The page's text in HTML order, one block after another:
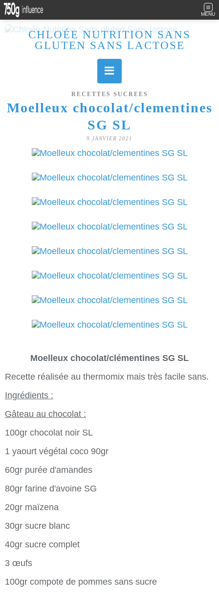
MENU
CHLOÉE NUTRITION SANS
GLUTEN SANS LACTOSE
RECETTES SUCREES
Moelleux chocolat/clementines
SG SL
9 JANVIER 2021
Moelleux chocolat/clémentines SG SL
Recette réalisée au thermomix mais très facile sans.
Ingrédients :
Gâteau au chocolat :
100gr chocolat noir SL
1 yaourt végétal coco 90gr
60gr purée d'amandes
80gr farine d'avoine SG
20gr maïzena
30gr sucre blanc
40gr sucre complet
3 œufs
100gr compote de pommes sans sucre